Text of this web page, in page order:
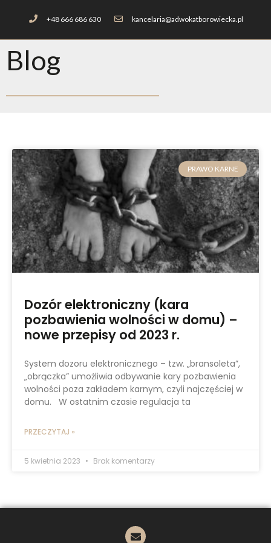
+48 666 686 630 kancelaria@adwokatborowiecka.pl
Blog
PRAWO KARNE
Dozór elektroniczny (kara
pozbawienia wolności w domu) –
nowe przepisy od 2023 r.
System dozoru elektronicznego – tzw. „bransoleta”,
„obrączka” umożliwia odbywanie kary pozbawienia
wolności poza zakładem karnym, czyli najczęściej w
domu. W ostatnim czasie regulacja ta
PRZECZYTAJ »
5 kwietnia 2023 Brak komentarzy